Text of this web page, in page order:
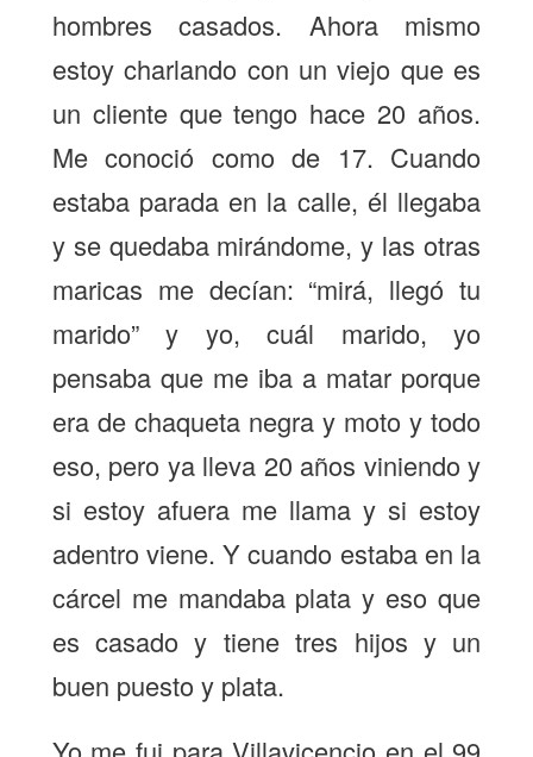
hombres casados. Ahora mismo
estoy charlando con un viejo que es
un cliente que tengo hace 20 años.
Me conoció como de 17. Cuando
estaba parada en la calle, él llegaba
y se quedaba mirándome, y las otras
maricas me decían: “mirá, llegó tu
marido” y yo, cuál marido, yo
pensaba que me iba a matar porque
era de chaqueta negra y moto y todo
eso, pero ya lleva 20 años viniendo y
si estoy afuera me llama y si estoy
adentro viene. Y cuando estaba en la
cárcel me mandaba plata y eso que
es casado y tiene tres hijos y un
buen puesto y plata.